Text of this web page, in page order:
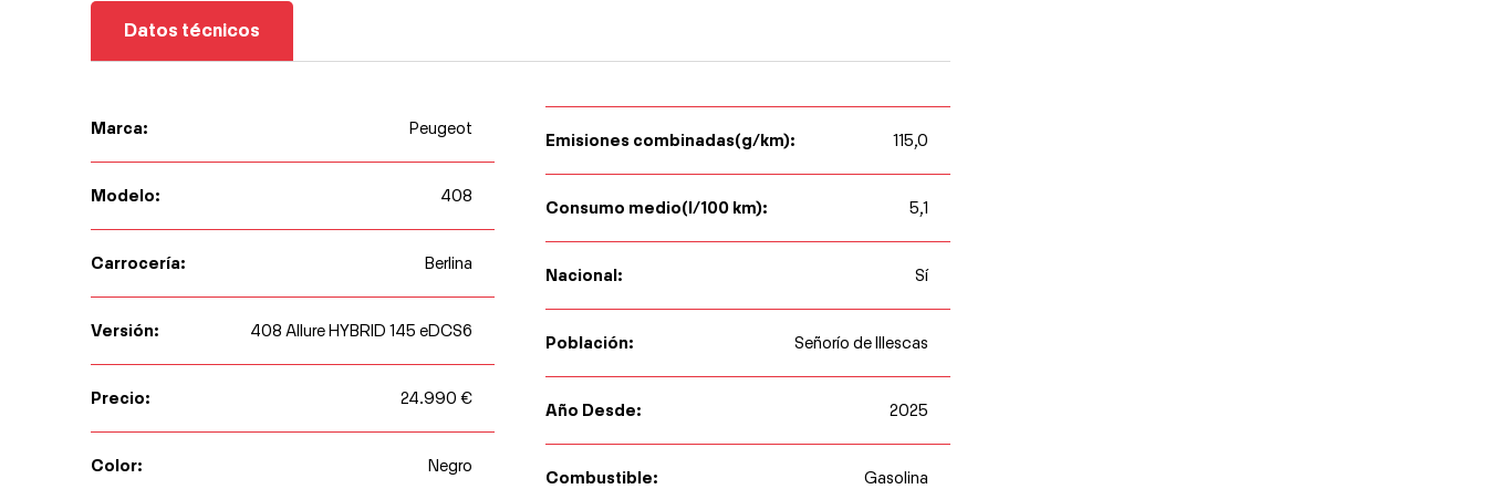
Datos técnicos
Marca: Peugeot
Modelo: 408
Carrocería: Berlina
Versión: 408 Allure HYBRID 145 eDCS6
Precio: 24.990 €
Color: Negro
Emisiones combinadas(g/km): 115,0
Consumo medio(l/100 km): 5,1
Nacional: Sí
Población: Señorío de Illescas
Año Desde: 2025
Combustible: Gasolina